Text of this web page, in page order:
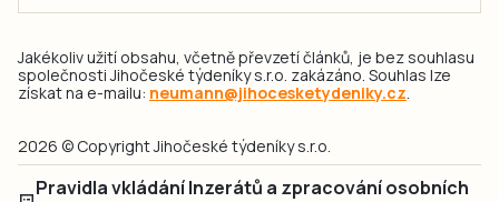
Jakékoliv užití obsahu, včetně převzetí článků, je bez souhlasu
společnosti Jihočeské týdeníky s.r.o. zakázáno. Souhlas lze
získat na e-mailu: neumann@jihocesketydeniky.cz.
2026 © Copyright Jihočeské týdeníky s.r.o.
Pravidla vkládání Inzerátů a zpracování osobních